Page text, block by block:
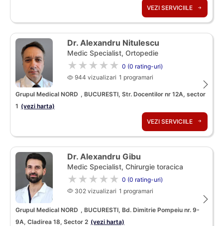
VEZI SERVICIILE
Dr. Alexandru Nitulescu
Medic Specialist, Ortopedie
★★★★★ 0 (0 rating-uri)
944 vizualizari 1 programari
Grupul Medical NORD , BUCURESTI, Str. Docentilor nr 12A, sector
1 (vezi harta)
VEZI SERVICIILE
Dr. Alexandru Gibu
Medic Specialist, Chirurgie toracica
★★★★★ 0 (0 rating-uri)
302 vizualizari 1 programari
Grupul Medical NORD , BUCURESTI, Bd. Dimitrie Pompeiu nr. 9-
9A, Cladirea 18, Sector 2 (vezi harta)